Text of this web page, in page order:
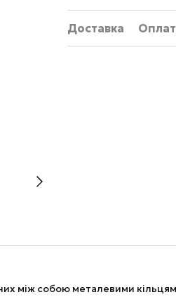
Доставка
між собою металевими